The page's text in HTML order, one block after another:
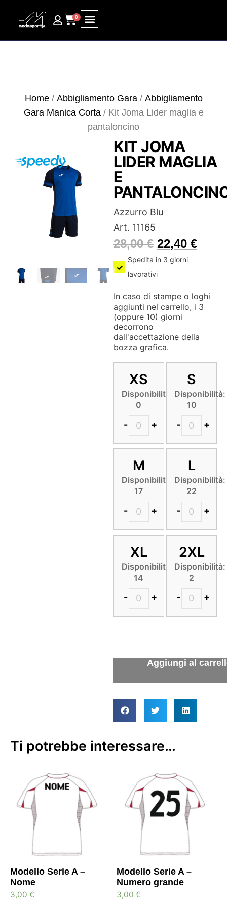
0
Home/ Abbigliamento Gara/ Abbigliamento
Gara Manica Corta/ Kit Joma Lider maglia e
pantaloncino
KIT JOMA
LIDER MAGLIA
E
Azzurro Blu
Art. 11165
28,00€ 22,40 €
Spedita in 3 giorni
lavorativi
In caso di stampe o loghi
aggiunti nel carrello, i 3
(oppure 10) giorni
decorrono
dall'accettazione della
bozza grafica.
XS
Disponibilità:
0
- +
S
Disponibilità:
10
- +
M
Disponibilità:
17
- +
L
Disponibilità:
22
- +
XL
Disponibilità:
14
- +
2XL
Disponibilità:
2
- +
Ti potrebbe interessare…
Modello Serie A –
Nome
3,00 €
Modello Serie A –
Numero grande
3,00 €